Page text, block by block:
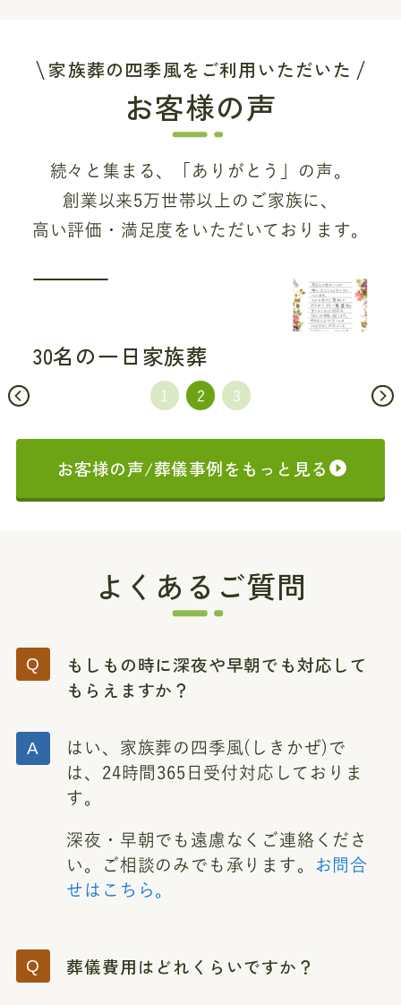
家族葬の四季風をご利用いただいた
お客様の声
続々と集まる、「ありがとう」の声。
創業以来5万世帯以上のご家族に、
高い評価・満足度をいただいております。
30名の一日家族葬
お客様の声/葬儀事例をもっと見る
よくあるご質問
もしもの時に深夜や早朝でも対応して
もらえますか？
はい、家族葬の四季風(しきかぜ)で
は、24時間365日受付対応しておりま
す。
深夜・早朝でも遠慮なくご連絡くださ
い。ご相談のみでも承ります。 お問合
せはこちら。
葬儀費用はどれくらいですか？